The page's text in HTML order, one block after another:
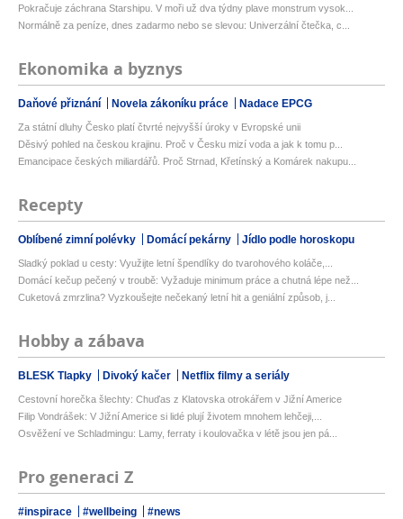
Pokračuje záchrana Starshipu. V moři už dva týdny plave monstrum vysok...
Normálně za peníze, dnes zadarmo nebo se slevou: Univerzální čtečka, c...
Ekonomika a byznys
Daňové přiznání Novela zákoníku práce Nadace EPCG
Za státní dluhy Česko platí čtvrté nejvyšší úroky v Evropské unii
Děsivý pohled na českou krajinu. Proč v Česku mizí voda a jak k tomu p...
Emancipace českých miliardářů. Proč Strnad, Křetínský a Komárek nakupu...
Recepty
Oblíbené zimní polévky Domácí pekárny Jídlo podle horoskopu
Sladký poklad u cesty: Využijte letní špendlíky do tvarohového koláče,...
Domácí kečup pečený v troubě: Vyžaduje minimum práce a chutná lépe než...
Cuketová zmrzlina? Vyzkoušejte nečekaný letní hit a geniální způsob, j...
Hobby a zábava
BLESK Tlapky Divoký kačer Netflix filmy a seriály
Cestovní horečka šlechty: Chuďas z Klatovska otrokářem v Jižní Americe
Filip Vondrášek: V Jižní Americe si lidé plují životem mnohem lehčeji,...
Osvěžení ve Schladmingu: Lamy, ferraty i koulovačka v létě jsou jen pá...
Pro generaci Z
#inspirace #wellbeing #news